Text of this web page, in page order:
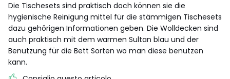
Die Tischesets sind praktisch doch können sie die
hygienische Reinigung mittel für die stämmigen Tischesets
dazu gehörigen Informationen geben. Die Wolldecken sind
auch praktisch mit dem warmen Sultan blau und der
Benutzung für die Bett Sorten wo man diese benutzen
kann.